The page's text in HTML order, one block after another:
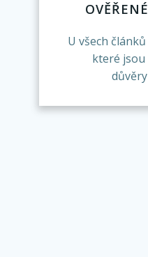
U všech
které jsou